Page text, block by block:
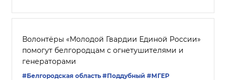
Волонтёры «Молодой Гвардии Единой России»
помогут белгородцам с огнетушителями и
генераторами
#Белгородская область #Поддубный #‎МГЕР‬